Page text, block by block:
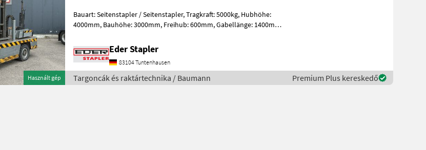
Használt gép
Bauart: Seitenstapler / Seitenstapler, Tragkraft: 5000kg, Hubhöhe:
4000mm, Bauhöhe: 3000mm, Freihub: 600mm, Gabellänge: 1400mm,
Eder Stapler
83104 Tuntenhausen
Targoncák és raktártechnika / Baumann Premium Plus kereskedő